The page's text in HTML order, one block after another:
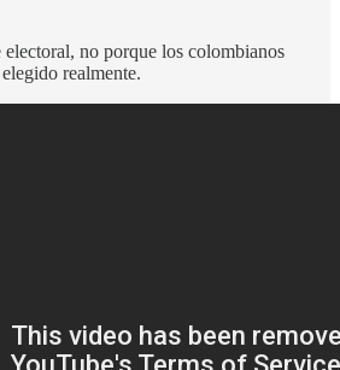
no porque los colombianos
realmente.